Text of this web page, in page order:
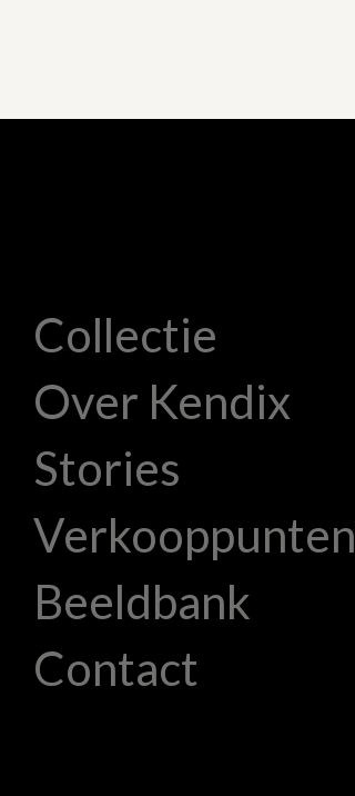
Collectie
Over Kendix
Stories
Verkooppunten
Beeldbank
Contact